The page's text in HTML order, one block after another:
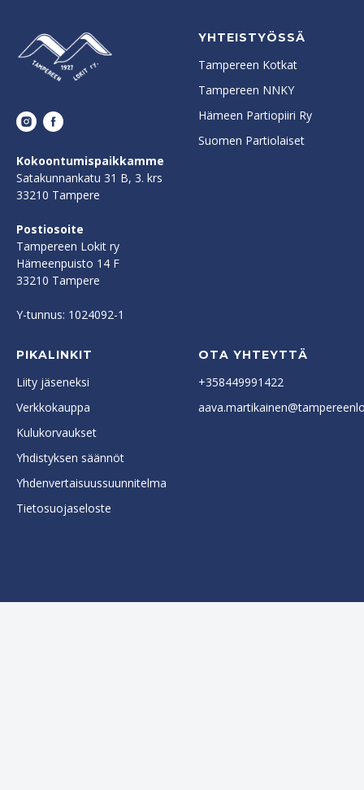
Kokoontumispaikkamme
Satakunnankatu 31 B, 3. krs
33210 Tampere
Postiosoite
Tampereen Lokit ry
Hämeenpuisto 14 F
33210 Tampere
Y-tunnus: 1024092-1
YHTEISTYÖSSÄ
Tampereen Kotkat
Tampereen NNKY
Hämeen Partiopiiri Ry
Suomen Partiolaiset
PIKALINKIT
Liity jäseneksi
Verkkokauppa
Kulukorvaukset
Yhdistyksen säännöt
Yhdenvertaisuussuunnitelma
Tietosuojaseloste
OTA YHTEYTTÄ
+358449991422